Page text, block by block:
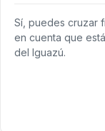
Sí, puedes cruzar
en cuenta que
del Iguazú.